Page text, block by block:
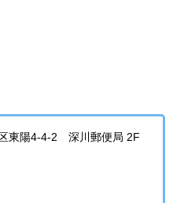
東陽4-4-2 深川郵便局 2F